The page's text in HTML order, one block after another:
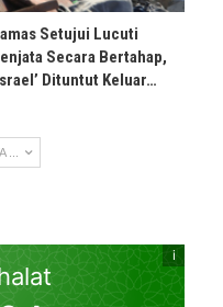
Setujui Lucuti
Secara Bertahap,
Dituntut Keluar…
...